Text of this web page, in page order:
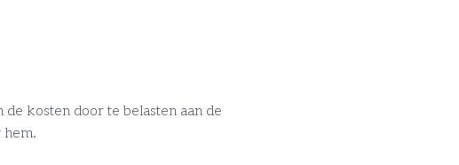
kosten door te belasten aan de